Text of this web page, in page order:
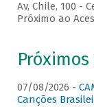
Av, Chile, 100 -
Próximo ao
07/08/2026 -
Canções